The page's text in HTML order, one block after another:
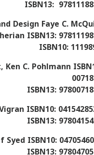
ISBN13:
Design Faye C.
ISBN13:
ISBN10:
Ken C. Pohlmann
ISBN13:
ISBN13:
ISBN13: